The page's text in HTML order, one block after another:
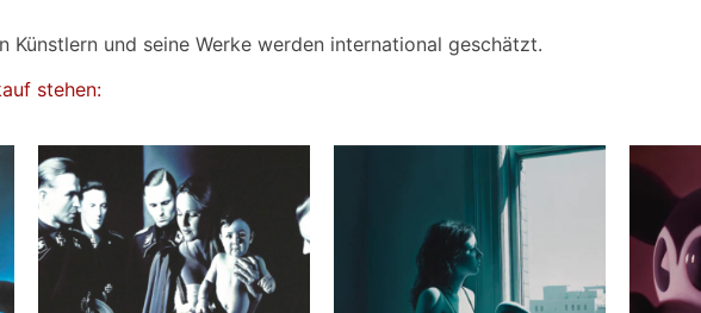
und seine Werke werden international geschätzt.
stehen: